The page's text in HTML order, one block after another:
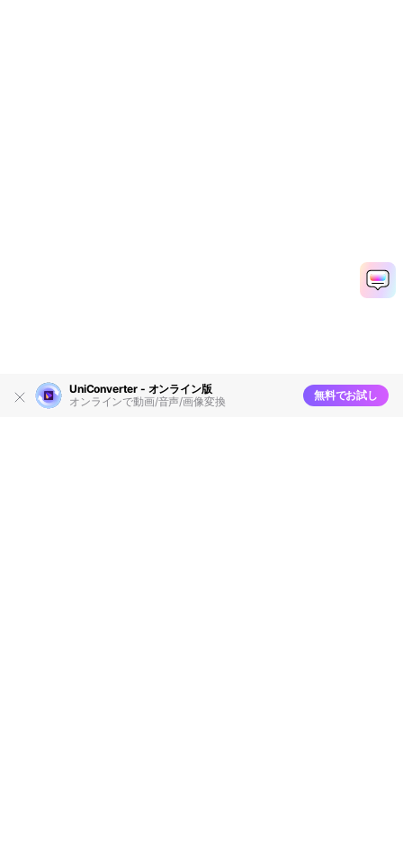
UniConverter - オンライン版
オンラインで動画/音声/画像変換
無料でお試し